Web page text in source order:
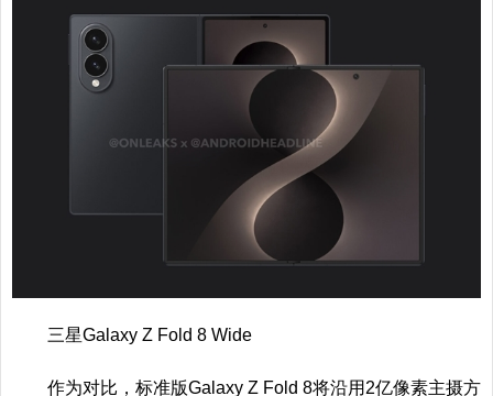
三星Galaxy Z Fold 8 Wide
作为对比，标准版Galaxy Z Fold 8将沿用2亿像素主摄方